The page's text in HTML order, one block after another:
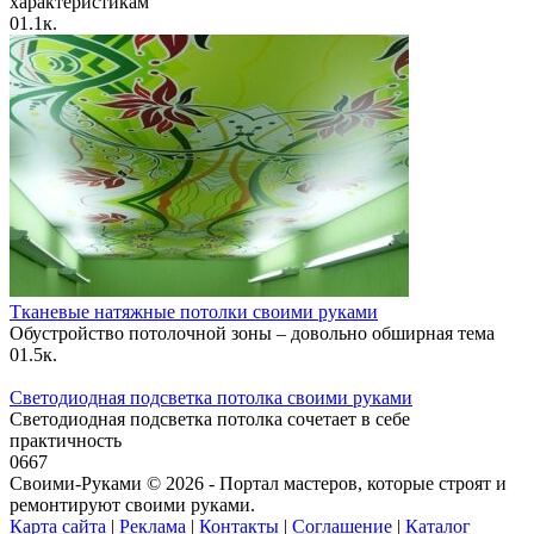
01.1к.
Тканевые натяжные потолки своими руками
Обустройство потолочной зоны – довольно обширная тема
01.5к.
Светодиодная подсветка потолка своими руками
Светодиодная подсветка потолка сочетает в себе
практичность
0667
Своими-Руками © 2026 - Портал мастеров, которые строят и
ремонтируют своими руками.
Карта сайта | Реклама | Контакты | Соглашение | Каталог